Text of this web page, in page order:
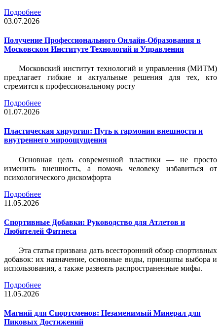
Подробнее
03.07.2026
Получение Профессионального Онлайн-Образования в
Московском Институте Технологий и Управления
Московский институт технологий и управления (МИТМ)
предлагает гибкие и актуальные решения для тех, кто
стремится к профессиональному росту
Подробнее
01.07.2026
Пластическая хирургия: Путь к гармонии внешности и
внутреннего мироощущения
Основная цель современной пластики — не просто
изменить внешность, а помочь человеку избавиться от
психологического дискомфорта
Подробнее
11.05.2026
Спортивные Добавки: Руководство для Атлетов и
Любителей Фитнеса
Эта статья призвана дать всесторонний обзор спортивных
добавок: их назначение, основные виды, принципы выбора и
использования, а также развеять распространенные мифы.
Подробнее
11.05.2026
Магний для Спортсменов: Незаменимый Минерал для
Пиковых Достижений